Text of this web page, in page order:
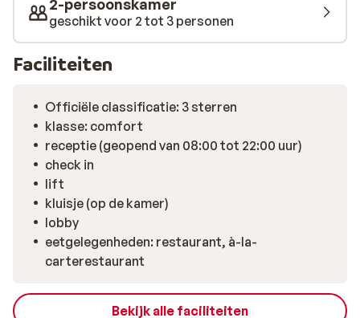
warm welkom in traditionele klederdracht. De 24
kamers van dit gezellige guesthouse werden afgelopen
zomer compleet gerenoveert, maar de oorspronkelijke
Gasthof Perauer, dat merk je aan de ‘wellness’-
matrassen met fris-witte lakens en dikke dekbedden
waarop je na een dag skiën ongegeneerd kunt
neerploffen. Na al dat bewegen in de buitenlucht
smaakt een door de familie zelf gestookte
abrikozenjenever extra goed. En stijve spieren kunnen
worden opgewarmd in de spa met infraroodcabine,
stoombad, sauna en relaxruimte met hangmat. Het
restaurant van Gasthof Perauer staat al decennialang
hoog aangeschreven, ook bij locals. Dat komt vooral
mede door de eigen slagerij met vlees uit het Zillertal.
2-persoonskamer
geschikt voor 2 tot 3 personen
Faciliteiten
Officiële classificatie: 3 sterren
klasse: comfort
receptie (geopend van 08:00 tot 22:00 uur)
check in
lift
kluisje (op de kamer)
lobby
eetgelegenheden: restaurant, à-la-
carterestaurant
Bekijk alle faciliteiten